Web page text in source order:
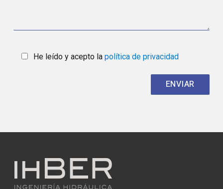
He leído y acepto la política de privacidad